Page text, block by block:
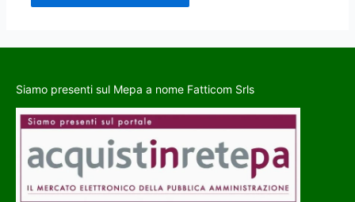
Siamo presenti sul Mepa a nome Fatticom Srls